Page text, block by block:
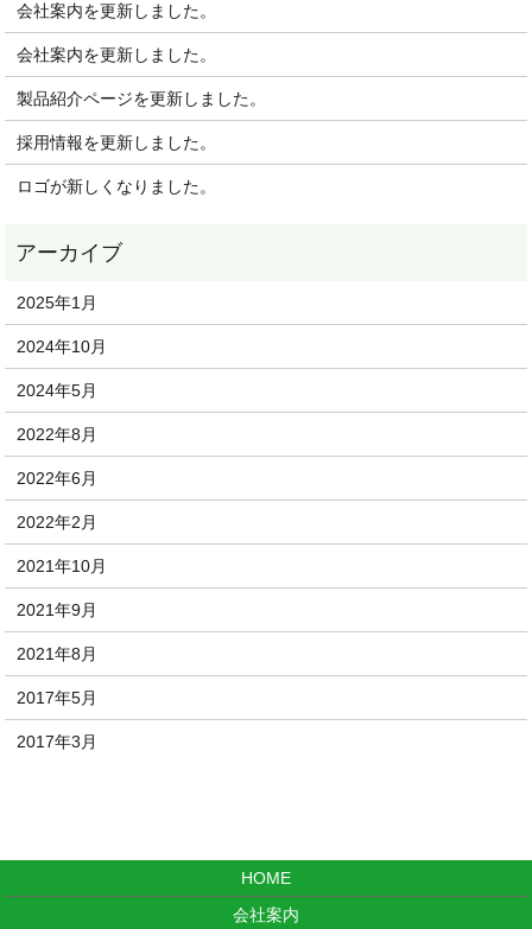
会社案内を更新しました。
会社案内を更新しました。
製品紹介ページを更新しました。
採用情報を更新しました。
ロゴが新しくなりました。
2025年1月
2024年10月
2024年5月
2022年8月
2022年6月
2022年2月
2021年10月
2021年9月
2021年8月
2017年5月
2017年3月
HOME
会社案内